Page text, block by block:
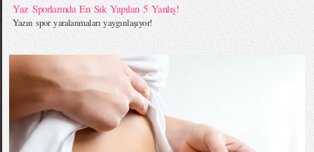
Yaz Sporlarında En Sık Yapılan 5 Yanlış!
Yazın spor yaralanmaları yaygınlaşıyor!